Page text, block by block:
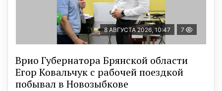
8 АВГУСТА 2026, 10:47 7
Врио Губернатора Брянской области
Егор Ковальчук с рабочей поездкой
побывал в Новозыбкове